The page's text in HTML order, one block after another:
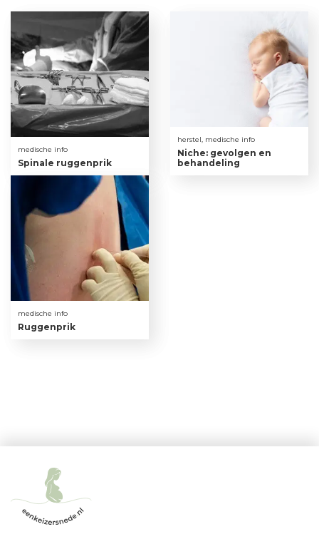
medische info
Spinale ruggenprik
herstel, medische info
Niche: gevolgen en
behandeling
medische info
Ruggenprik